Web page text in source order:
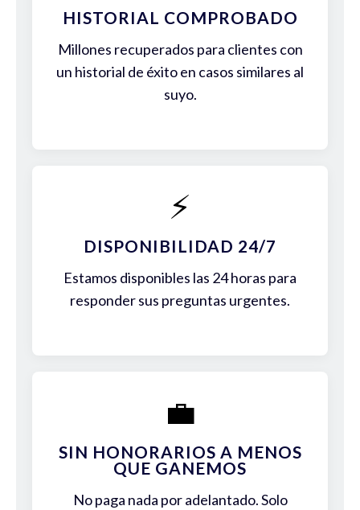
HISTORIAL COMPROBADO
Millones recuperados para clientes con
un historial de éxito en casos similares al
suyo.
⚡
DISPONIBILIDAD 24/7
Estamos disponibles las 24 horas para
responder sus preguntas urgentes.
💼
SIN HONORARIOS A MENOS
QUE GANEMOS
No paga nada por adelantado. Solo